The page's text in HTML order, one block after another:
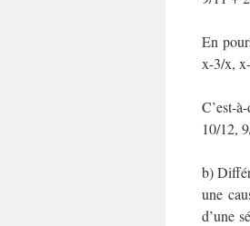
En
x-3/x,
C’est-
10/12,
b)
une
d’une